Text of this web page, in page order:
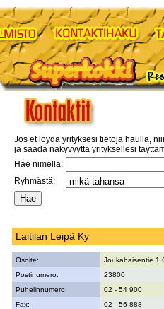
Jos et löydä yrityksesi tietoja haulla,
ja saada näkyvyyttä yrityksellesi
Hae nimellä:
Ryhmästä:
Laitilan Leipä Ky
Osoite:
Joukahaisentie 1
Postinumero:
23800
Puhelinnumero:
02 - 54 900
Fax:
02 - 56 888